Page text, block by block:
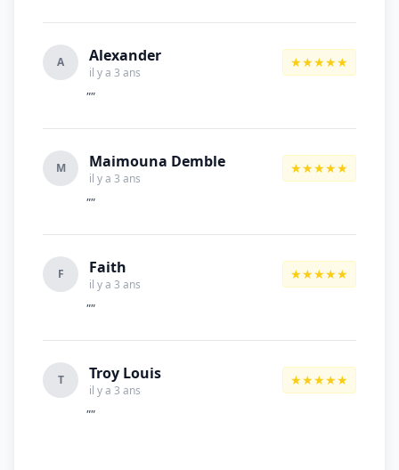
A Alexander
il y a 3 ans
★★★★★
""
M Maimouna Demble
il y a 3 ans
★★★★★
""
F Faith
il y a 3 ans
★★★★★
""
T Troy Louis
il y a 3 ans
★★★★★
""